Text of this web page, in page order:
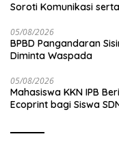
Soroti Komunikasi
05/08/2026
BPBD Pangandaran
Diminta Waspada
05/08/2026
Mahasiswa KKN IPB
Ecoprint bagi Siswa